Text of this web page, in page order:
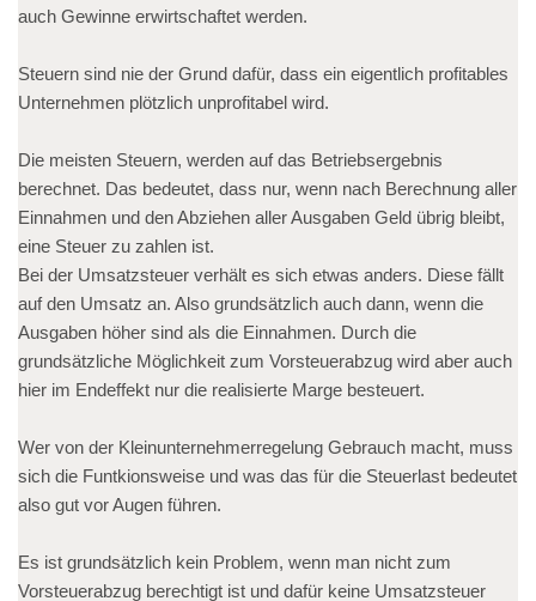
auch Gewinne erwirtschaftet werden.
Steuern sind nie der Grund dafür, dass ein eigentlich profitables
Unternehmen plötzlich unprofitabel wird.
Die meisten Steuern, werden auf das Betriebsergebnis
berechnet. Das bedeutet, dass nur, wenn nach Berechnung aller
Einnahmen und den Abziehen aller Ausgaben Geld übrig bleibt,
eine Steuer zu zahlen ist.
Bei der Umsatzsteuer verhält es sich etwas anders. Diese fällt
auf den Umsatz an. Also grundsätzlich auch dann, wenn die
Ausgaben höher sind als die Einnahmen. Durch die
grundsätzliche Möglichkeit zum Vorsteuerabzug wird aber auch
hier im Endeffekt nur die realisierte Marge besteuert.
Wer von der Kleinunternehmerregelung Gebrauch macht, muss
sich die Funtkionsweise und was das für die Steuerlast bedeutet
also gut vor Augen führen.
Es ist grundsätzlich kein Problem, wenn man nicht zum
Vorsteuerabzug berechtigt ist und dafür keine Umsatzsteuer